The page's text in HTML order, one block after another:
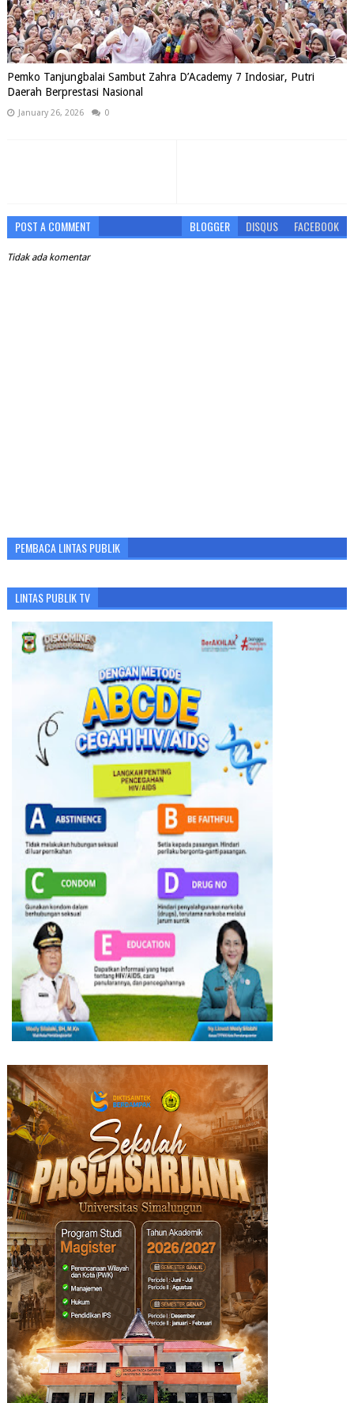
Pemko Tanjungbalai Sambut Zahra D’Academy 7 Indosiar, Putri
Daerah Berprestasi Nasional
January 26, 2026 0
POST A COMMENT BLOGGER DISQUS FACEBOOK
Tidak ada komentar
PEMBACA LINTAS PUBLIK
LINTAS PUBLIK TV